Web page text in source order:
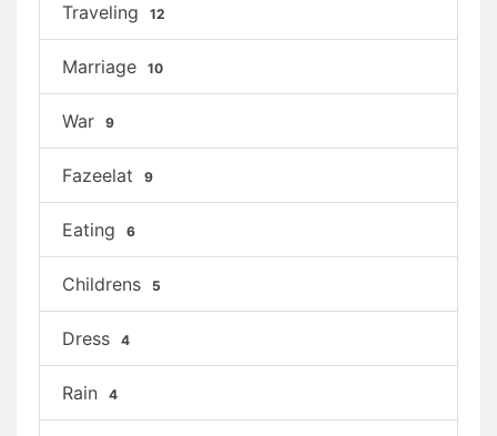
Traveling 12
Marriage 10
War 9
Fazeelat 9
Eating 6
Childrens 5
Dress 4
Rain 4